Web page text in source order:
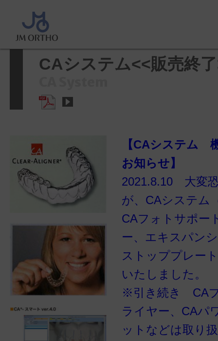
ホーム
システム<<販売終了>>
CAシステム<<販売終
【CAシステム
お知らせ】
2021.8.10 大変
が、CAシステム
CAフォトサポー
ー、エキスパン
ストッププレー
いたしました。
※引き続き CA
ライヤー、CAパ
ットなどは取り